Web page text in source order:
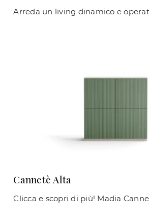
Cannetè Alta